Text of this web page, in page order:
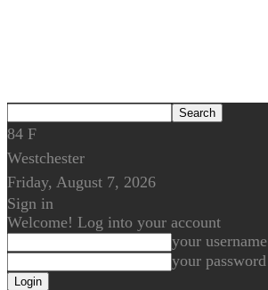
84 F
Westchester
Friday, August 7, 2026
Sign in
Welcome! Log into your account
your username
your password